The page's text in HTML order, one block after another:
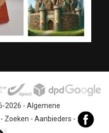
2026 - Algemene
- Zoeken - Aanbieders -